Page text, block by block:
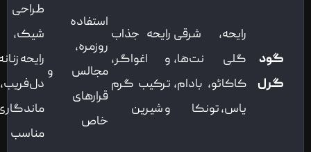
گود
گرل
رایحه، شرقی
گلی نت‌ها،
کاکائو، بادام،
یاس، تونکا
رایحه جذاب
و اغواگر،
ترکیب گرم
و شیرین
استفاده
روزمره،
مجالس و
قرارهای
خاص
طراحی
شیک،
رایحه زنانه و
دل‌فریب،
ماندگاری
مناسب